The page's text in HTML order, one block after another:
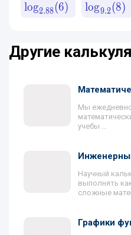
log2.88(6) log9.2(8)
Другие
Мы
учебы ...
Научный
выполнять
сложные
Графики